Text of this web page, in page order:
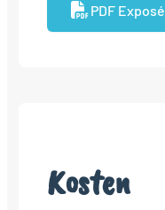
PDF Exposé
Kosten